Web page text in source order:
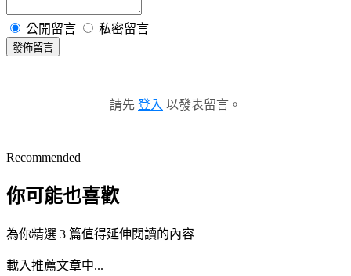
公開留言 私密留言
發佈留言
請先 登入 以發表留言。
Recommended
你可能也喜歡
為你精選 3 篇值得延伸閱讀的內容
載入推薦文章中...